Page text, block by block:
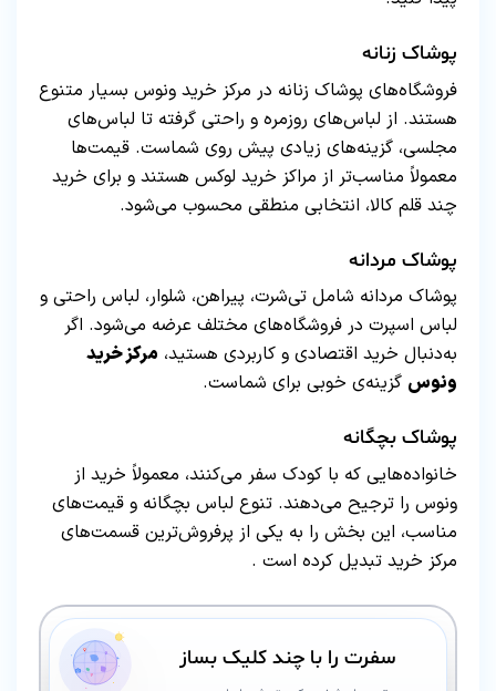
پوشاک زنانه
فروشگاه‌های پوشاک زنانه در مرکز خرید ونوس بسیار متنوع
هستند. از لباس‌های روزمره و راحتی گرفته تا لباس‌های
مجلسی، گزینه‌های زیادی پیش روی شماست. قیمت‌ها
معمولاً مناسب‌تر از مراکز خرید لوکس هستند و برای خرید
چند قلم کالا، انتخابی منطقی محسوب می‌شود.
پوشاک مردانه
پوشاک مردانه شامل تی‌شرت، پیراهن، شلوار، لباس راحتی و
لباس اسپرت در فروشگاه‌های مختلف عرضه می‌شود. اگر
به‌دنبال خرید اقتصادی و کاربردی هستید، مرکز خرید
ونوس گزینه‌ی خوبی برای شماست.
پوشاک بچگانه
خانواده‌هایی که با کودک سفر می‌کنند، معمولاً خرید از
ونوس را ترجیح می‌دهند. تنوع لباس بچگانه و قیمت‌های
مناسب، این بخش را به یکی از پرفروش‌ترین قسمت‌های
مرکز خرید تبدیل کرده است .
سفرت را با چند کلیک بساز